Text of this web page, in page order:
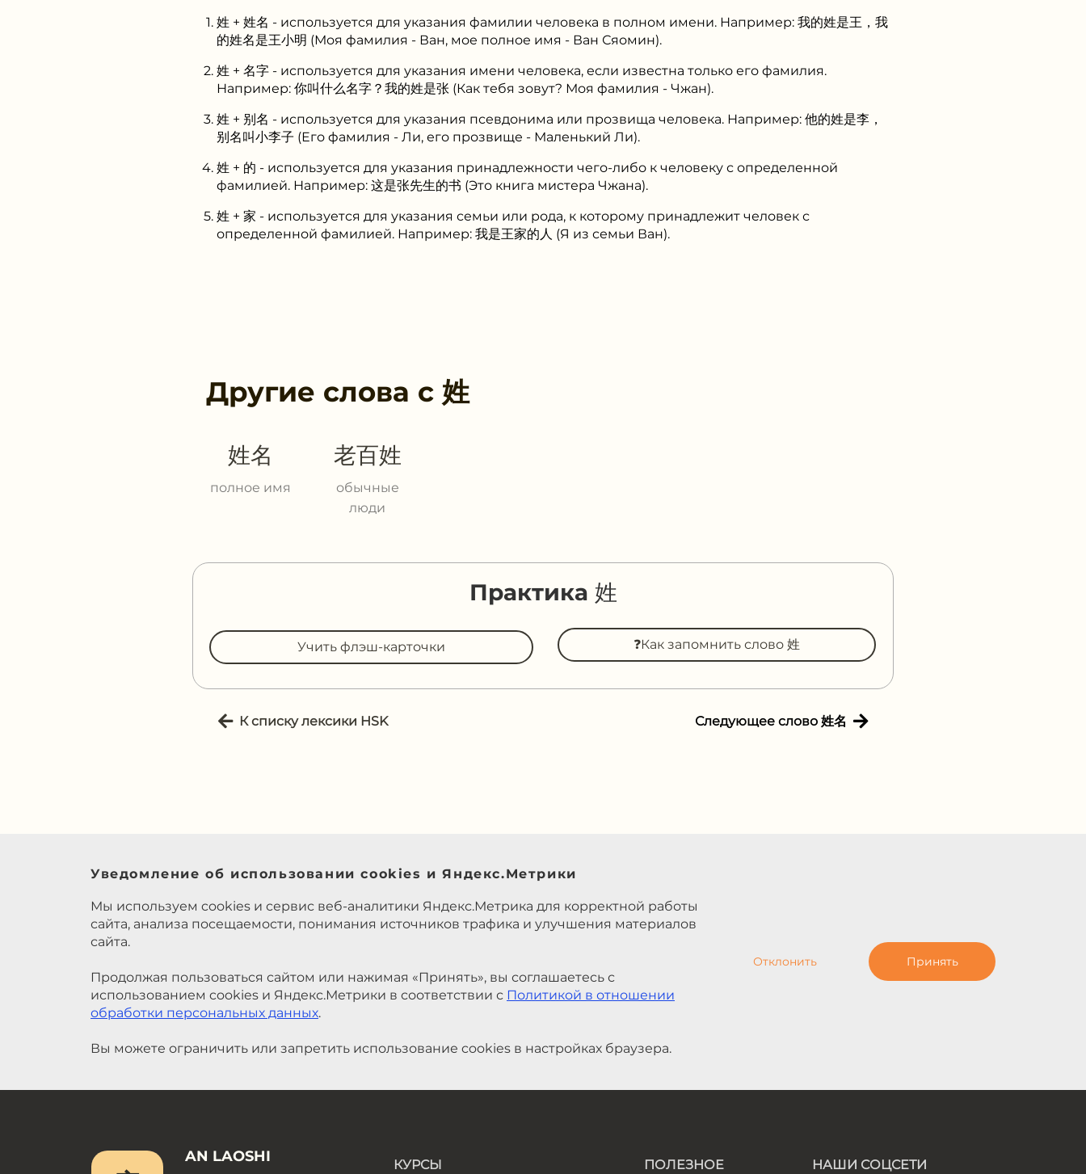
姓 + 姓名 - используется для указания фамилии человека в полном имени. Например: 我的姓是王，我
的姓名是王小明 (Моя фамилия - Ван, мое полное имя - Ван Сяомин).
姓 + 名字 - используется для указания имени человека, если известна только его фамилия.
Например: 你叫什么名字？我的姓是张 (Как тебя зовут? Моя фамилия - Чжан).
姓 + 别名 - используется для указания псевдонима или прозвища человека. Например: 他的姓是李，
别名叫小李子 (Его фамилия - Ли, его прозвище - Маленький Ли).
姓 + 的 - используется для указания принадлежности чего-либо к человеку с определенной
фамилией. Например: 这是张先生的书 (Это книга мистера Чжана).
姓 + 家 - используется для указания семьи или рода, к которому принадлежит человек с
определенной фамилией. Например: 我是王家的人 (Я из семьи Ван).
Другие слова с 姓
姓名
полное имя
老百姓
обычные
люди
Практика 姓
Учить флэш-карточки ❓Как запомнить слово 姓
К списку лексики HSK Следующее слово 姓名
Уведомление об использовании cookies и Яндекс.Метрики
Мы используем cookies и сервис веб-аналитики Яндекс.Метрика для корректной работы
сайта, анализа посещаемости, понимания источников трафика и улучшения материалов
сайта.
Продолжая пользоваться сайтом или нажимая «Принять», вы соглашаетесь с
использованием cookies и Яндекс.Метрики в соответствии с Политикой в отношении
обработки персональных данных.
Вы можете ограничить или запретить использование cookies в настройках браузера.
Отклонить Принять
AN LAOSHI КУРСЫ ПОЛЕЗНОЕ НАШИ СОЦСЕТИ